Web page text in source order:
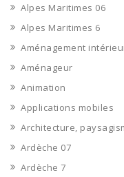
Alpes Maritimes 06
Alpes Maritimes 6
Aménagement
Aménageur
Animation
Applications mobiles
Architecture,
Ardèche 07
Ardèche 7